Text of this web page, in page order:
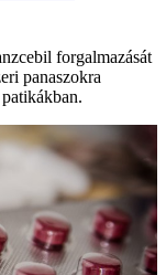
forgalmazását
panaszokra